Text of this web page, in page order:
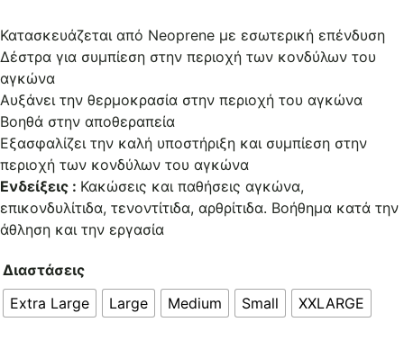
Κατασκευάζεται από Neoprene με εσωτερική επένδυση
Δέστρα για συμπίεση στην περιοχή των κονδύλων του
αγκώνα
Αυξάνει την θερμοκρασία στην περιοχή του αγκώνα
Βοηθά στην αποθεραπεία
Εξασφαλίζει την καλή υποστήριξη και συμπίεση στην
περιοχή των κονδύλων του αγκώνα
Ενδείξεις : Κακώσεις και παθήσεις αγκώνα,
επικονδυλίτιδα, τενοντίτιδα, αρθρίτιδα. Βοήθημα κατά την
άθληση και την εργασία
Διαστάσεις
Extra Large
Large Medium Small XXLARGE